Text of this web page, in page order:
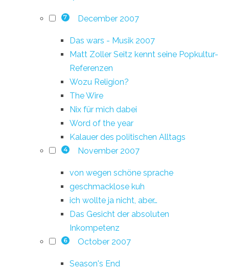
7 December 2007
Das wars - Musik 2007
Matt Zoller Seitz kennt seine Popkultur-
Referenzen
Wozu Religion?
The Wire
Nix für mich dabei
Word of the year
Kalauer des politischen Alltags
4 November 2007
von wegen schöne sprache
geschmacklose kuh
ich wollte ja nicht, aber…
Das Gesicht der absoluten
Inkompetenz
6 October 2007
Season's End